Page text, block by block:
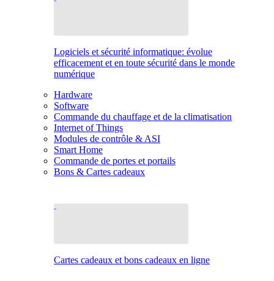
Logiciels et sécurité informatique: évolue
efficacement et en toute sécurité dans le monde
numérique
Hardware
Software
Commande du chauffage et de la climatisation
Internet of Things
Modules de contrôle & ASI
Smart Home
Commande de portes et portails
Bons & Cartes cadeaux
Cartes cadeaux et bons cadeaux en ligne